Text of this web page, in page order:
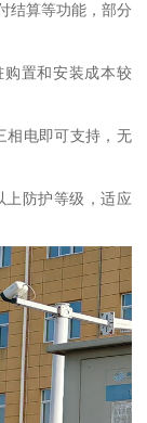
结算等功能，部分
购置和安装成本较
相电即可支持，无
上防护等级，适应